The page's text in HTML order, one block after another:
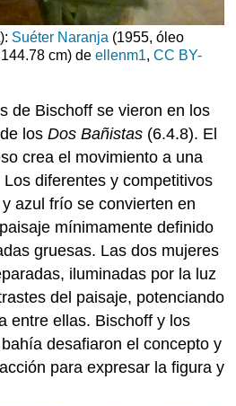
: Suéter Naranja (1955, óleo
cm) de ellenm1, CC BY-
de Bischoff se vieron en los
de losDos Bañistas (6.4.8). El
crea el movimiento a una
diferentes y competitivos
azul frío se convierten en
mínimamente definido
gruesas. Las dos mujeres
iluminadas por la luz
del paisaje, potenciando
entre ellas. Bischoff y los
desafiaron el concepto y
para expresar la figura y